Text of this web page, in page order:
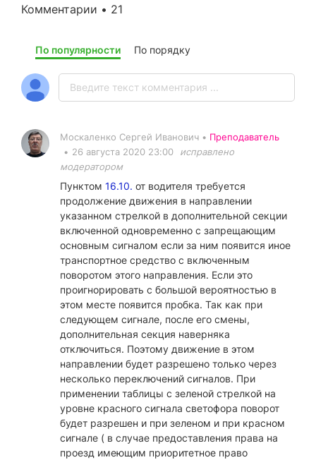
Комментарии • 21
По популярности По порядку
Москаленко Сергей Иванович • Преподаватель
• 26 августа 2020 23:00
исправлено
модератором
Пунктом 16.10. от водителя требуется
продолжение движения в направлении
указанном стрелкой в дополнительной секции
включенной одновременно с запрещающим
основным сигналом если за ним появится иное
транспортное средство с включенным
поворотом этого направления. Если это
проигнорировать с большой вероятностью в
этом месте появится пробка. Так как при
следующем сигнале, после его смены,
дополнительная секция наверняка
отключиться. Поэтому движение в этом
направлении будет разрешено только через
несколько переключений сигналов. При
применении таблицы с зеленой стрелкой на
уровне красного сигнала светофора поворот
будет разрешен и при зеленом и при красном
сигнале ( в случае предоставления права на
проезд имеющим приоритетное право